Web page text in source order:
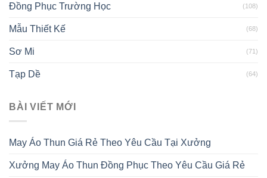
Đồng Phục Trường Học (108)
Mẫu Thiết Kế (68)
Sơ Mi (71)
Tạp Dề (64)
BÀI VIẾT MỚI
May Áo Thun Giá Rẻ Theo Yêu Cầu Tại Xưởng
Xưởng May Áo Thun Đồng Phục Theo Yêu Cầu Giá Rẻ